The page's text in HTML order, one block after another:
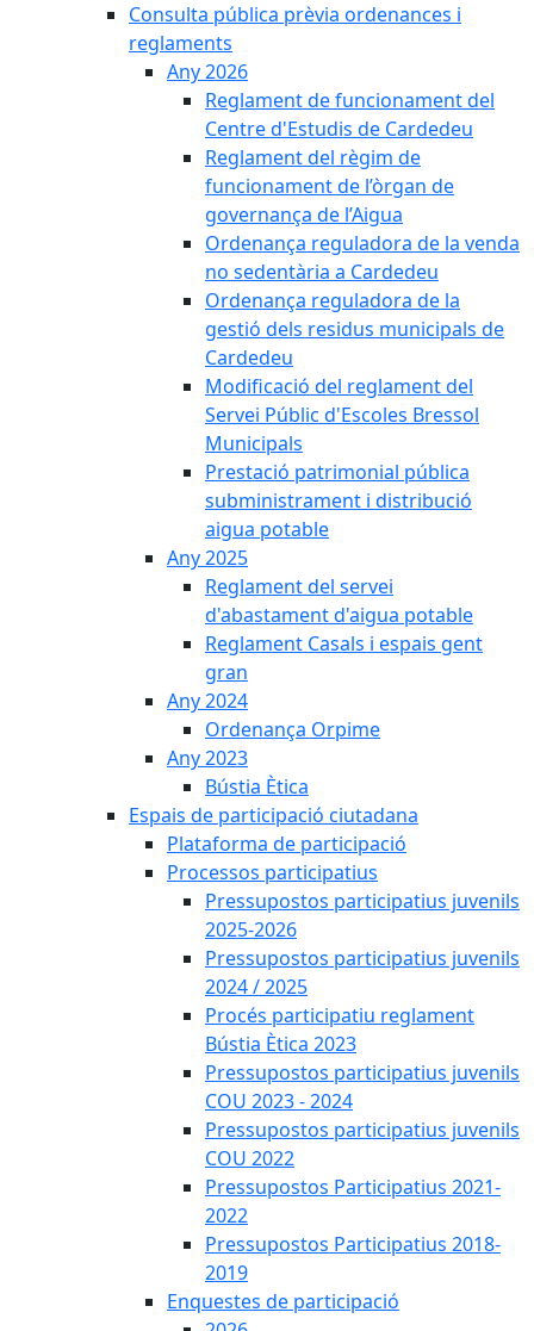
Consulta pública prèvia ordenances i
reglaments
Any 2026
Reglament de funcionament del
Centre d'Estudis de Cardedeu
Reglament del règim de
funcionament de l’òrgan de
governança de l’Aigua
Ordenança reguladora de la venda
no sedentària a Cardedeu
Ordenança reguladora de la
gestió dels residus municipals de
Cardedeu
Modificació del reglament del
Servei Públic d'Escoles Bressol
Municipals
Prestació patrimonial pública
subministrament i distribució
aigua potable
Any 2025
Reglament del servei
d'abastament d'aigua potable
Reglament Casals i espais gent
gran
Any 2024
Ordenança Orpime
Any 2023
Bústia Ètica
Espais de participació ciutadana
Plataforma de participació
Processos participatius
Pressupostos participatius juvenils
2025-2026
Pressupostos participatius juvenils
2024 / 2025
Procés participatiu reglament
Bústia Ètica 2023
Pressupostos participatius juvenils
COU 2023 - 2024
Pressupostos participatius juvenils
COU 2022
Pressupostos Participatius 2021-
2022
Pressupostos Participatius 2018-
2019
Enquestes de participació